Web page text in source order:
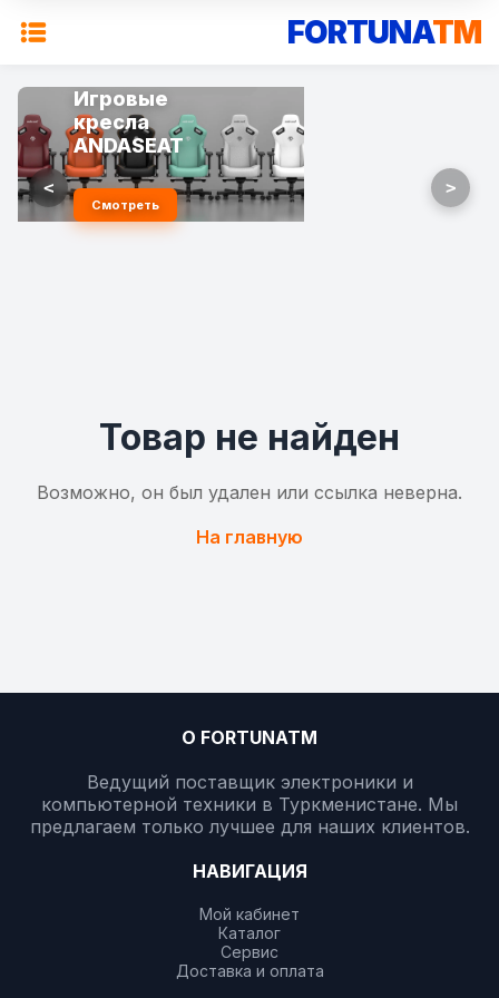
FORTUNATM
Игровые
кресла
ANDASEAT
Смотреть
< >
Товар не найден
Возможно, он был удален или ссылка неверна.
На главную
О FORTUNATM
Ведущий поставщик электроники и
компьютерной техники в Туркменистане. Мы
предлагаем только лучшее для наших клиентов.
НАВИГАЦИЯ
Мой кабинет
Каталог
Сервис
Доставка и оплата